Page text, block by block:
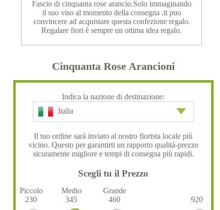
Fascio di cinquanta rose arancio.Solo immaginando
il suo viso al momento della consegna ,ti puo
convincere ad acquistare questa confezione regalo.
Regalare fiori è sempre un ottima idea regalo.
Cinquanta Rose Arancioni
Indica la nazione di destinazione:
Italia
Il tuo ordine sarà inviato al nostro fiorista locale più
vicino. Questo per garantirti un rapporto qualità-prezzo
sicuramente migliore e tempi di consegna più rapidi.
Scegli tu il Prezzo
Piccolo
230
Medio
345
Grande
460
920